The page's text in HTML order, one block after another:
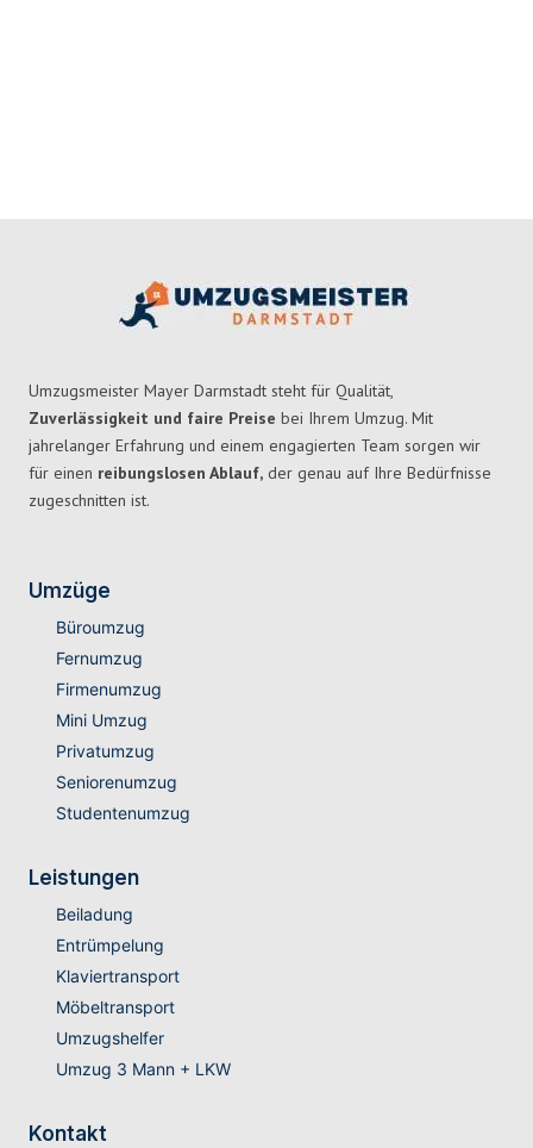
Umzugsmeister Mayer Darmstadt steht für Qualität,
Zuverlässigkeit und faire Preise bei Ihrem Umzug. Mit
jahrelanger Erfahrung und einem engagierten Team sorgen wir
für einen reibungslosen Ablauf, der genau auf Ihre Bedürfnisse
zugeschnitten ist.
Umzüge
Büroumzug
Fernumzug
Firmenumzug
Mini Umzug
Privatumzug
Seniorenumzug
Studentenumzug
Leistungen
Beiladung
Entrümpelung
Klaviertransport
Möbeltransport
Umzugshelfer
Umzug 3 Mann + LKW
Kontakt